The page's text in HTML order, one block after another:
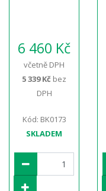
6 460 Kč
včetně DPH
5 339 Kč bez
DPH
Kód: BK0173
SKLADEM